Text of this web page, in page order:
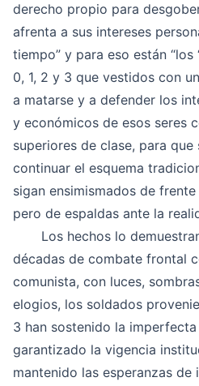
derecho propio para
afrenta a sus intereses
tiempo” y para eso están
0, 1, 2 y 3 que vestidos con
a matarse y a defender los
y económicos de esos seres
superiores de clase, para que
continuar el esquema
sigan ensimismados de
pero de espaldas ante la
Los hechos lo
décadas de combate frontal
comunista, con luces,
elogios, los soldados
3 han sostenido la
garantizado la vigencia
mantenido las esperanzas de